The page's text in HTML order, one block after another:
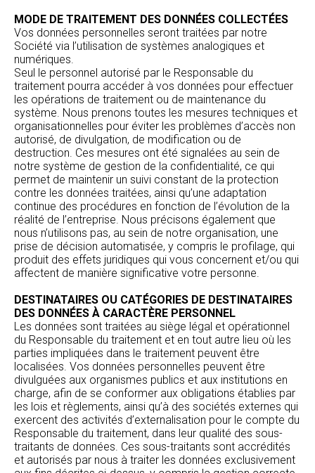
MODE DE TRAITEMENT DES DONNÉES COLLECTÉES
Vos données personnelles seront traitées par notre
Société via l’utilisation de systèmes analogiques et
numériques.
Seul le personnel autorisé par le Responsable du
traitement pourra accéder à vos données pour effectuer
les opérations de traitement ou de maintenance du
système. Nous prenons toutes les mesures techniques et
organisationnelles pour éviter les problèmes d’accès non
autorisé, de divulgation, de modification ou de
destruction. Ces mesures ont été signalées au sein de
notre système de gestion de la confidentialité, ce qui
permet de maintenir un suivi constant de la protection
contre les données traitées, ainsi qu’une adaptation
continue des procédures en fonction de l’évolution de la
réalité de l’entreprise. Nous précisons également que
nous n’utilisons pas, au sein de notre organisation, une
prise de décision automatisée, y compris le profilage, qui
produit des effets juridiques qui vous concernent et/ou qui
affectent de manière significative votre personne.
DESTINATAIRES OU CATÉGORIES DE DESTINATAIRES
DES DONNÉES À CARACTÈRE PERSONNEL
Les données sont traitées au siège légal et opérationnel
du Responsable du traitement et en tout autre lieu où les
parties impliquées dans le traitement peuvent être
localisées. Vos données personnelles peuvent être
divulguées aux organismes publics et aux institutions en
charge, afin de se conformer aux obligations établies par
les lois et règlements, ainsi qu’à des sociétés externes qui
exercent des activités d’externalisation pour le compte du
Responsable du traitement, dans leur qualité des sous-
traitants de données. Ces sous-traitants sont accrédités
et autorisés par nous à traiter les données exclusivement